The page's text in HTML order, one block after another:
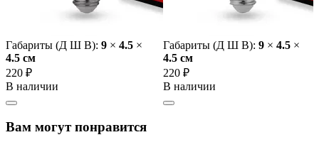
Габариты (Д Ш В): 9 × 4.5 ×
4.5 cм
220 ₽
В наличии
Габариты (Д Ш В): 9 × 4.5 ×
4.5 cм
220 ₽
В наличии
Вам могут понравится